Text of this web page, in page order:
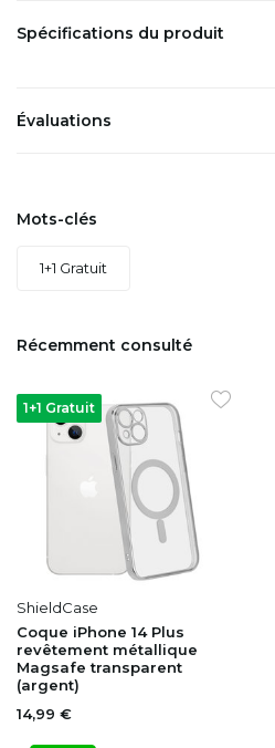
Spécifications du produit
Évaluations
Mots-clés
1+1 Gratuit
Récemment consulté
1+1 Gratuit
ShieldCase
Coque iPhone 14 Plus
revêtement métallique
Magsafe transparent
(argent)
14,99 €